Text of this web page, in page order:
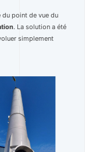
du point de vue du
. La solution a été
simplement